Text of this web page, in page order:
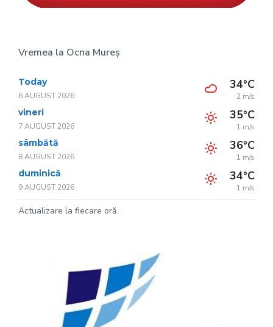
Vremea la Ocna Mureș
Today
6 AUGUST 2026
34°C
2 m/s
vineri
7 AUGUST 2026
35°C
1 m/s
sâmbătă
8 AUGUST 2026
36°C
1 m/s
duminică
9 AUGUST 2026
34°C
1 m/s
Actualizare la fiecare oră.